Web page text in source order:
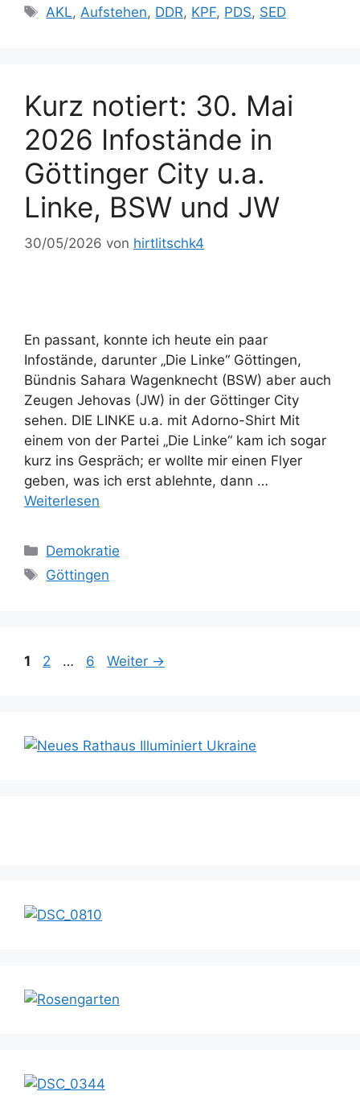
Schlagwörter
AKL,Aufstehen, DDR, KPF, PDS, SED
Kurz notiert: 30. Mai
2026 Infostände in
Göttinger City u.a.
Linke, BSW und JW
30/05/2026 von hirtlitschk4
En passant, konnte ich heute ein paar
Infostände, darunter „Die Linke“ Göttingen,
Bündnis Sahara Wagenknecht (BSW) aber auch
Zeugen Jehovas (JW) in der Göttinger City
sehen. DIE LINKE u.a. mit Adorno-Shirt Mit
einem von der Partei „Die Linke“ kam ich sogar
kurz ins Gespräch; er wollte mir einen Flyer
geben, was ich erst ablehnte, dann …
Weiterlesen
Kategorien
Demokratie
Schlagwörter
Göttingen
Seite
1 Seite
2 … Seite
6 Weiter →